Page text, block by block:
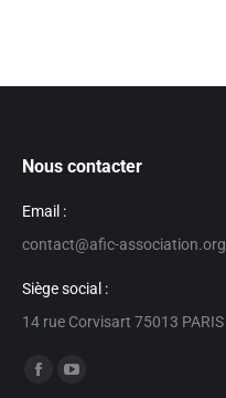
Nous contacter
Email :
contact@afic-association.org
Siège social :
14 rue Corvisart 75013 PARIS
Trouvez nous sur :
Facebook